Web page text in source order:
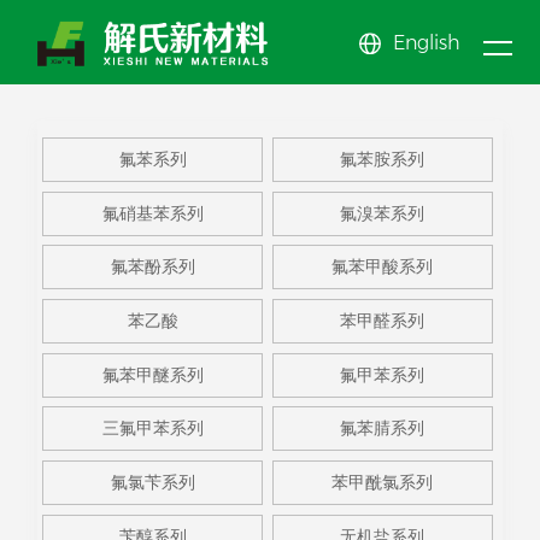
English
我们
About us
公司文化
EHS体系
公司简介
企业展示
资质荣誉
产品
中心
Product center
氟苯甲
醚系列
氟甲苯
系列
三氟甲
苯系列
更多系
列
氟苯酚
系列
氟苯甲
酸系列
苯乙酸
氟苯系
列
氟苯胺
系列
氟硝基
新闻
中心
News center
公司新闻
行业动态
氟苯系列 氟苯胺系列
氟硝基苯系列 氟溴苯系列
氟苯酚系列 氟苯甲酸系列
苯乙酸 苯甲醛系列
氟苯甲醚系列 氟甲苯系列
三氟甲苯系列 氟苯腈系列
氟氯苄系列 苯甲酰氯系列